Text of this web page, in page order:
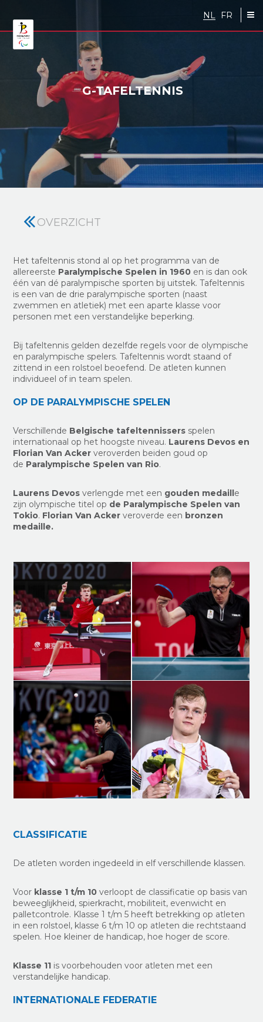
NL FR
G-TAFELTENNIS
OVERZICHT
Het tafeltennis stond al op het programma van de
allereerste Paralympische Spelen in 1960 en is dan ook
één van dé paralympische sporten bij uitstek. Tafeltennis
is een van de drie paralympische sporten (naast
zwemmen en atletiek) met een aparte klasse voor
personen met een verstandelijke beperking.
Bij tafeltennis gelden dezelfde regels voor de olympische
en paralympische spelers. Tafeltennis wordt staand of
zittend in een rolstoel beoefend. De atleten kunnen
individueel of in team spelen.
OP DE PARALYMPISCHE SPELEN
Verschillende Belgische tafeltennissers spelen
internationaal op het hoogste niveau. Laurens Devos en
Florian Van Acker veroverden beiden goud op
de Paralympische Spelen van Rio.
Laurens Devos verlengde met een gouden medaill e
zijn olympische titel op de Paralympische Spelen van
Tokio. Florian Van Acker veroverde een bronzen
medaille.
CLASSIFICATIE
De atleten worden ingedeeld in elf verschillende klassen.
Voor klasse 1 t/m 10 verloopt de classificatie op basis van
beweeglijkheid, spierkracht, mobiliteit, evenwicht en
palletcontrole. Klasse 1 t/m 5 heeft betrekking op atleten
in een rolstoel, klasse 6 t/m 10 op atleten die rechtstaand
spelen. Hoe kleiner de handicap, hoe hoger de score.
Klasse 11 is voorbehouden voor atleten met een
verstandelijke handicap.
INTERNATIONALE FEDERATIE